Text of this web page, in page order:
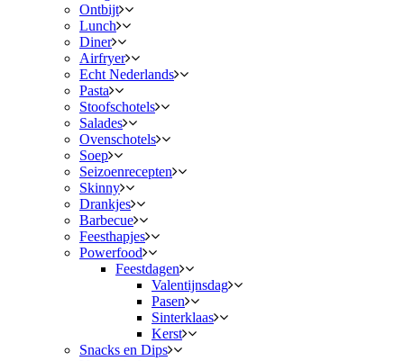
Ontbijt
Lunch
Diner
Airfryer
Echt Nederlands
Pasta
Stoofschotels
Salades
Ovenschotels
Soep
Seizoenrecepten
Skinny
Drankjes
Barbecue
Feesthapjes
Powerfood
Feestdagen
Valentijnsdag
Pasen
Sinterklaas
Kerst
Snacks en Dips